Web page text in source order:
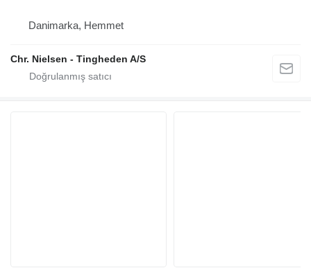
Danimarka, Hemmet
Chr. Nielsen - Tingheden A/S